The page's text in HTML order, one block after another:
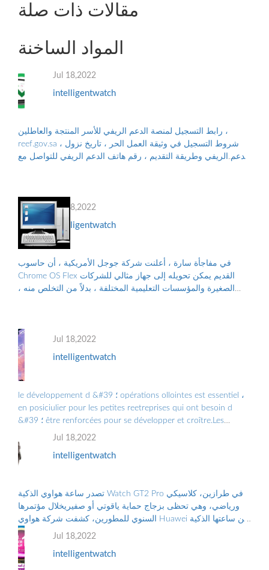
مقالات ذات صلة
المواد الساخنة
Jul 18,2022
intelligentwatch
رابط التسجيل لمنصة الدعم الريفي للأسر المنتجة والعاطلين ،
reef.gov.sa ، شروط التسجيل في وثيقة العمل الحر ، تاريخ نزول
الدعم الريفي وطريقة التقديم ، رقم هاتف الدعم الريفي للتواصل مع
Jul 18,2022
intelligentwatch
في مفاجأة سارة ، أعلنت شركة جوجل الأمريكية ، أن حاسوب
Chrome OS Flex القديم يمكن تحويله إلى جهاز مثالي للشركات
الصغيرة والمؤسسات التعليمية المختلفة ، بدلاً من التخلص منه ،
Jul 18,2022
intelligentwatch
le développement d &#39 ؛ opérations ollointes est essentiel ،
en posiciulier pour les petites reetreprises qui ont besoin d
&#39 ؛ être renforcées pour se développer et croître.Les
Grandes Entreprises doiv ...
Jul 18,2022
intelligentwatch
تصدر ساعة هواوي الذكية Watch GT2 Pro في طرازين، كلاسيكي
ورياضي، وهي تحظى بزجاج حماية ياقوتي أو صفيريخلال مؤتمرها
السنوي للمطورين، كشفت شركة هواوي Huawei عن ساعتها الذكية
Jul 18,2022
intelligentwatch